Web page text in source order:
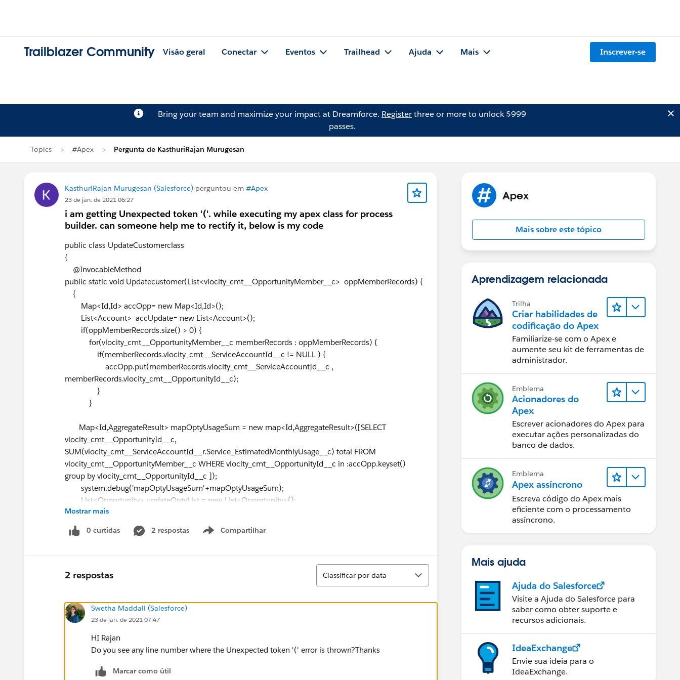
Trailblazer Community Visão geral Conectar Eventos Trailhead Ajuda Mais Inscrever-se
Bring your team and maximize your impact at Dreamforce. Registerthree or more to unlock $999
passes.
Topics #Apex Pergunta de KasthuriRajan Murugesan
KasthuriRajan Murugesan (Salesforce) perguntou em #Apex
23 de jan. de 2021 06:27
i am getting Unexpected token '('. while executing my apex class for process
builder. can someone help me to rectify it, below is my code
public class UpdateCustomerclass
{
@InvocableMethod
public static void Updatecustomer(List<vlocity_cmt__OpportunityMember__c> oppMemberRecords) {
{
Map<Id,Id> accOpp= new Map<Id,Id>();
List<Account> accUpdate= new List<Account>();
if(oppMemberRecords.size() > 0) {
for(vlocity_cmt__OpportunityMember__c memberRecords : oppMemberRecords) {
if(memberRecords.vlocity_cmt__ServiceAccountId__c != NULL ) {
accOpp.put(memberRecords.vlocity_cmt__ServiceAccountId__c ,
memberRecords.vlocity_cmt__OpportunityId__c);
}
}
Map<Id,AggregateResult> mapOptyUsageSum = new map<Id,AggregateResult>([SELECT
vlocity_cmt__OpportunityId__c,
SUM(vlocity_cmt__ServiceAccountId__r.Service_EstimatedMonthlyUsage__c) total FROM
vlocity_cmt__OpportunityMember__c WHERE vlocity_cmt__OpportunityId__c in :accOpp.keyset()
group by vlocity_cmt__OpportunityId__c ]);
system.debug('mapOptyUsageSum'+mapOptyUsageSum);
List<Opportunity> updateOptyList = new List<Opportunity>();
Double annualUsage;
for(Opportunity Oppty: [select id, Customer_Class__c from Opportunity where id in
if(mapOptyUsageSum.ContainsKey(
if(annualUsage > 12500)
{
Oppty.Customer_Class__c ='Commercial';
}else{
Oppty.Customer_Class__c ='Small Commercial';
Mostrar mais
0 curtidas 2 respostas Compartilhar
Show menu
2 respostas
Classificar
Classificar por data
Swetha Maddali (Salesforce)
23 de jan. de 2021 07:47
HI Rajan
Do you see any line number where the Unexpected token '(' error is thrown?Thanks
Marcar como útil
Apex
Mais sobre este tópico
Aprendizagem relacionada
Trilha
Criar habilidades de
codificação do Apex
Familiarize-se com o Apex e
aumente seu kit de ferramentas de
administrador.
Emblema
Acionadores do
Apex
Escrever acionadores do Apex para
executar ações personalizadas do
banco de dados.
Emblema
Apex assíncrono
Escreva código do Apex mais
eficiente com o processamento
assíncrono.
Mais ajuda
Ajuda do Salesforce
Visite a Ajuda do Salesforce para
saber como obter suporte e
recursos adicionais.
IdeaExchange
Envie sua ideia para o
IdeaExchange.